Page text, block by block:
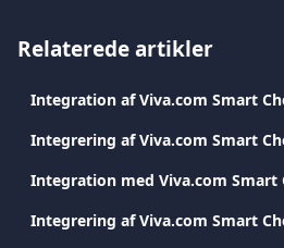
Relaterede artikler
Integration med Viva.com Smart